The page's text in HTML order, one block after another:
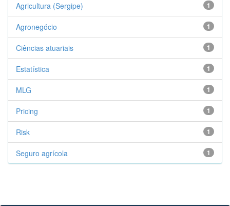
1
Agricultura (Sergipe)
1
Agronegócio
1
Ciências atuariais
1
Estatística
1
MLG
1
Pricing
1
Risk
1
Seguro agrícola